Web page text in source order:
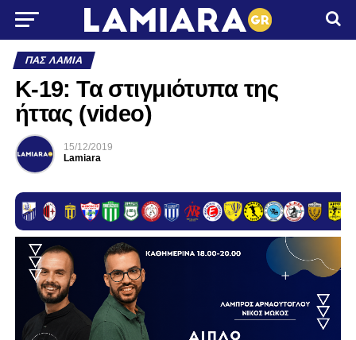
ΠΑΣ ΛΑΜΊΑ
Κ-19: Τα στιγμιότυπα της
ήττας (video)
15/12/2019
Lamiara